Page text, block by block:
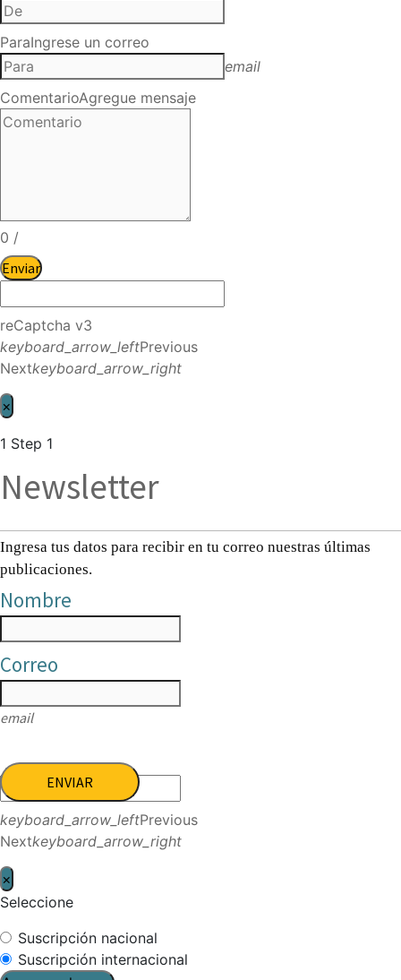
ParaIngrese un correo
email
ComentarioAgregue mensaje
0 /
Enviar
reCaptcha v3
keyboard_arrow_leftPrevious
Nextkeyboard_arrow_right
×
1 Step 1
Newsletter
Ingresa tus datos para recibir en tu correo nuestras últimas
publicaciones.
Nombre
Correo
email
ENVIAR
keyboard_arrow_leftPrevious
Nextkeyboard_arrow_right
×
Seleccione
Suscripción nacional
Suscripción internacional